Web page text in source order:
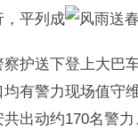
，平列成
察护送下登上大巴
有警力现场值守
出动约170名警力